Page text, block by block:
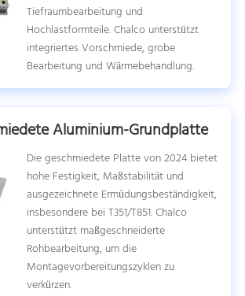
Tiefraumbearbeitung und
Hochlastformteile. Chalco unterstützt
integriertes Vorschmiede, grobe
Bearbeitung und Wärmebehandlung.
Aluminium-Grundplatte
Die geschmiedete Platte von 2024 bietet
hohe Festigkeit, Maßstabilität und
ausgezeichnete Ermüdungsbeständigkeit,
insbesondere bei T351/T851. Chalco
unterstützt maßgeschneiderte
Rohbearbeitung, um die
Montagevorbereitungszyklen zu
verkürzen.